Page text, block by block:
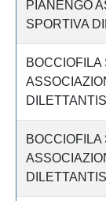
PIANENGO
SPORTIVA
BOCCIOFILA